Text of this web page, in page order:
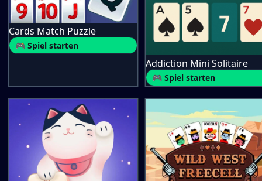
Cards Match Puzzle
🎮 Spiel starten
Addiction Mini Solitaire
🎮 Spiel starten